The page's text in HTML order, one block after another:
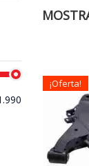
¡Oferta!